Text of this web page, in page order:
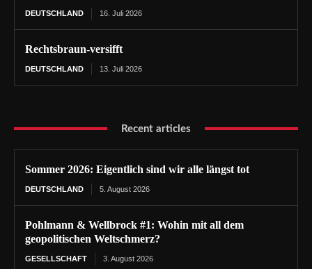
DEUTSCHLAND 16. Juli 2026
Rechtsbraun-versifft
DEUTSCHLAND 13. Juli 2026
Recent articles
Sommer 2026: Eigentlich sind wir alle längst tot
DEUTSCHLAND 5. August 2026
Pohlmann & Wellbrock #1: Wohin mit all dem
geopolitischen Weltschmerz?
GESELLSCHAFT 3. August 2026